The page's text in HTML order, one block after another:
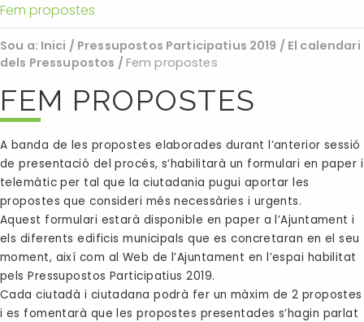
Fem propostes
Sou a: Inici / Pressupostos Participatius 2019 / El calendari
dels Pressupostos /Fem propostes
FEM PROPOSTES
A banda de les propostes elaborades durant l’anterior sessió
de presentació del procés, s’habilitarà un formulari en paper i
telemàtic per tal que la ciutadania pugui aportar les
propostes que consideri més necessàries i urgents.
Aquest formulari estarà disponible en paper a l’Ajuntament i
els diferents edificis municipals que es concretaran en el seu
moment, així com al Web de l’Ajuntament en l’espai habilitat
pels Pressupostos Participatius 2019.
Cada ciutadà i ciutadana podrà fer un màxim de 2 propostes
i es fomentarà que les propostes presentades s’hagin parlat